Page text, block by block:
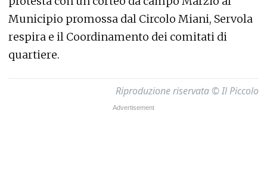
Municipio promossa dal Circolo Miani, Servola
respira e il Coordinamento dei comitati di
quartiere.
Riproduzione riservata © Il Piccolo